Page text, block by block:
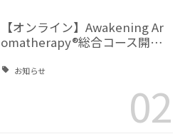
【オンライン】Awakening Ar
omatherapy®総合コース開…
お知らせ
02